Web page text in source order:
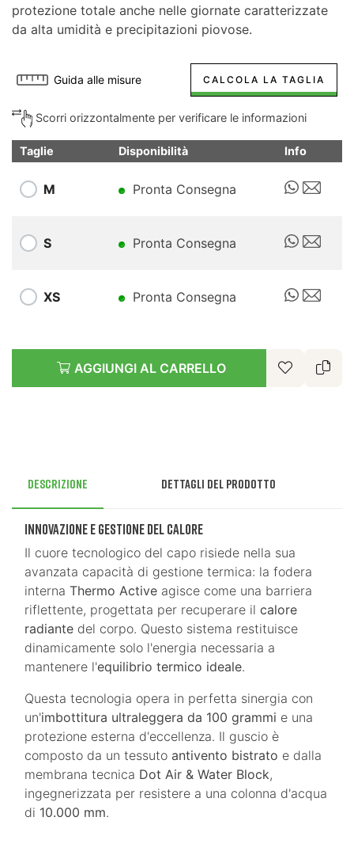
protezione totale anche nelle giornate caratterizzate
da alta umidità e precipitazioni piovose.
Guida alle misure CALCOLA LA TAGLIA
Scorri orizzontalmente per verificare le informazioni
Taglie Disponibilità Info
M Pronta Consegna
S Pronta Consegna
XS Pronta Consegna
AGGIUNGI AL CARRELLO
Descrizione Dettagli del prodotto
Innovazione e Gestione del Calore
Il cuore tecnologico del capo risiede nella sua
avanzata capacità di gestione termica: la fodera
interna Thermo Active agisce come una barriera
riflettente, progettata per recuperare il calore
radiante del corpo. Questo sistema restituisce
dinamicamente solo l'energia necessaria a
mantenere l'equilibrio termico ideale.
Questa tecnologia opera in perfetta sinergia con
un'imbottitura ultraleggera da 100 grammi e una
protezione esterna d'eccellenza. Il guscio è
composto da un tessuto antivento bistrato e dalla
membrana tecnica Dot Air & Water Block,
ingegnerizzata per resistere a una colonna d'acqua
di 10.000 mm.